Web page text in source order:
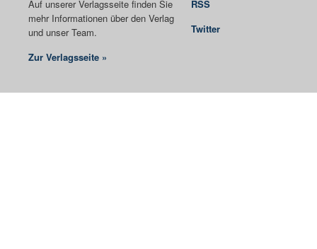
Auf unserer Verlagsseite finden Sie
mehr Informationen über den Verlag
und unser Team.
Zur Verlagsseite »
RSS
Twitter